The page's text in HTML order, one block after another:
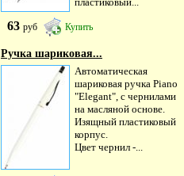
63 руб Купить
Ручка шариковая...
Автоматическая
шариковая ручка Piano
"Elegant", с чернилами
на масляной основе.
Изящный пластиковый
корпус.
Цвет чернил -...